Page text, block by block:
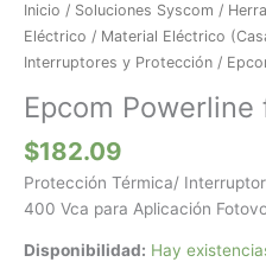
Inicio / Soluciones Syscom /
Eléctrico / Material Eléctrico
Interruptores y Protección /
Epcom
$182.09
Protección Térmica/
400 Vca para Aplicación
Disponibilidad: Hay